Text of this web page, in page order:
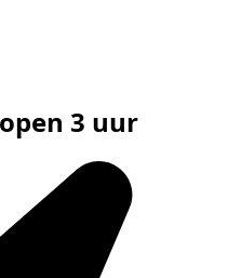
3 uur